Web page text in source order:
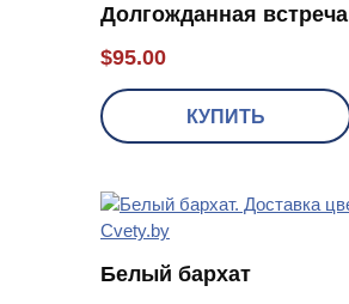
Долгожданная встреча
$95.00
КУПИТЬ
Белый бархат